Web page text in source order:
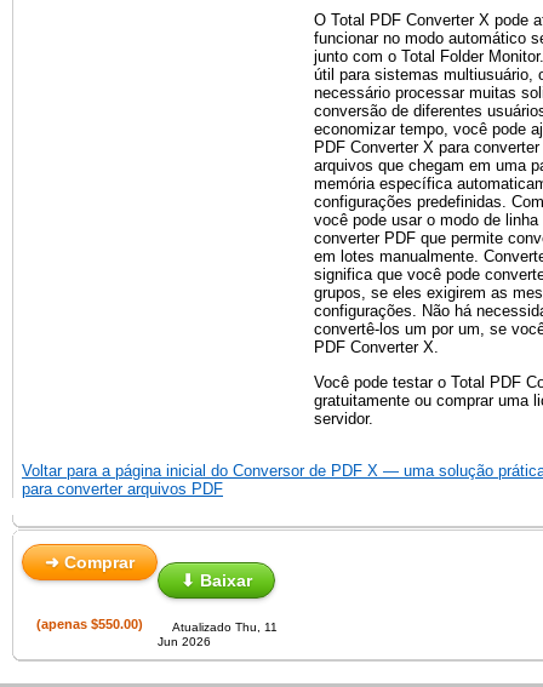
O Total PDF Converter X pode
funcionar no modo automático
junto com o Total Folder
útil para sistemas multiusuário,
necessário processar muitas
conversão de diferentes
economizar tempo, você pode
PDF Converter X para
arquivos que chegam em uma
memória específica
configurações predefinidas.
você pode usar o modo de linha
converter PDF que permite
em lotes manualmente.
significa que você pode
grupos, se eles exigirem as
configurações. Não há
convertê-los um por um, se
PDF Converter X.
Você pode testar o Total PDF
gratuitamente ou comprar uma
servidor.
Voltar para a página inicial do Conversor de PDF X — uma solução
para converter arquivos PDF
➜ Comprar
⬇ Baixar
(apenas $550.00)
Atualizado Thu, 11
Jun 2026